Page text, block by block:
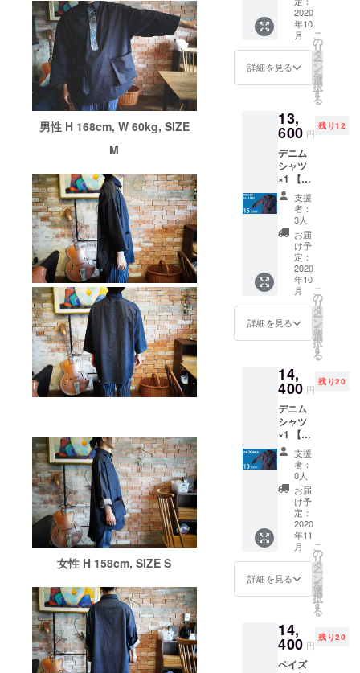
男性 H 168cm, W 60kg, SIZE
M
女性 H 158cm, SIZE S
OFF！
！】 販
売価
格：定
価
16,000
円の
F→13,6
00円 サ
イズ：
S・M・
L デニ
ムシャ
ツ生地
素材：
デニム
生地
綿
46％
ポリエ
ステ
ル
レーヨ
ン
22％
ポリウ
レタ
ン 2％
鹿の子
素材
綿
55％
ポリエ
ステ
ル
福山市
注文
イズ変
2020
年10
月
詳細を見る
こ
の
リ
タ
ー
ン
を
選
択
す
る
13,
600 円
残り12
デニム
シャツ
×1 【10
月末お
届け 早
割2,400
円
OFF！
！】 販
売価
格：定
16,000
円の
15%OF
F→13,6
イズ：
S・M・
L デニ
ムシャ
ツ生地
素材：
デニム
生地
綿
46％
ポリエ
ステ
ル
30％
22％
ポリウ
支援
者：
3人
お届
け予
定：
2020
年10
月
詳細を見る
こ
の
リ
タ
ー
ン
を
選
択
す
る
14,
400 円
残り20
デニム
シャツ
×1 【11
月末お
届け
CAMPF
IRE割
1,600円
OFF！
！】 販
売価
格：定
価
16,000
円の
15%OF
00円 サ
イズ：
S・M・
L デニ
支援
者：
0人
お届
け予
定：
2020
年11
月
詳細を見る
こ
の
リ
タ
ー
ン
を
選
択
す
る
14,
400 円
残り20
ペイズ